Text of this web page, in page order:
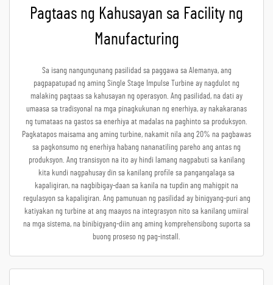
Pagtaas ng Kahusayan sa Facility ng
Manufacturing
Sa isang nangungunang pasilidad sa paggawa sa Alemanya, ang
pagpapatupad ng aming Single Stage Impulse Turbine ay nagdulot ng
malaking pagtaas sa kahusayan ng operasyon. Ang pasilidad, na dati ay
umaasa sa tradisyonal na mga pinagkukunan ng enerhiya, ay nakakaranas
ng tumataas na gastos sa enerhiya at madalas na paghinto sa produksyon.
Pagkatapos maisama ang aming turbine, nakamit nila ang 20% na pagbawas
sa pagkonsumo ng enerhiya habang nananatiling pareho ang antas ng
produksyon. Ang transisyon na ito ay hindi lamang nagpabuti sa kanilang
kita kundi nagpahusay din sa kanilang profile sa pangangalaga sa
kapaligiran, na nagbibigay-daan sa kanila na tupdin ang mahigpit na
regulasyon sa kapaligiran. Ang pamunuan ng pasilidad ay binigyang-puri ang
katiyakan ng turbine at ang maayos na integrasyon nito sa kanilang umiiral
na mga sistema, na binibigyang-diin ang aming komprehensibong suporta sa
buong proseso ng pag-install.